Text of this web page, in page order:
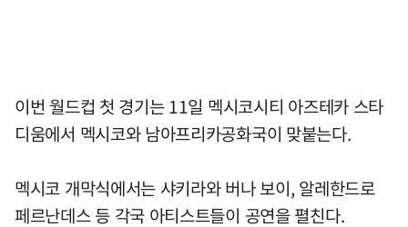
이번 월드컵 첫 경기는 11일 멕시코시티 아즈테카 스타
디움에서 멕시코와 남아프리카공화국이 맞붙는다.
멕시코 개막식에서는 샤키라와 버나 보이, 알레한드로
페르난데스 등 각국 아티스트들이 공연을 펼친다.